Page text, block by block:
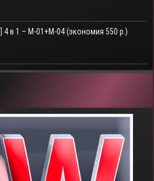
4 в 1 – M-01+M-04 (экономия 550 р.)